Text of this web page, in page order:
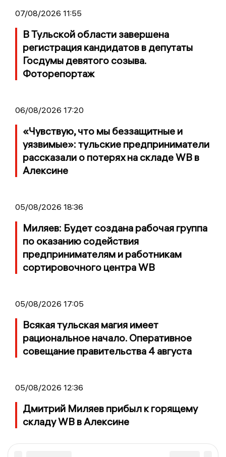
07/08/2026 11:55
В Тульской области завершена
регистрация кандидатов в депутаты
Госдумы девятого созыва.
Фоторепортаж
06/08/2026 17:20
«Чувствую, что мы беззащитные и
уязвимые»: тульские предприниматели
рассказали о потерях на складе WB в
Алексине
05/08/2026 18:36
Миляев: Будет создана рабочая группа
по оказанию содействия
предпринимателям и работникам
сортировочного центра WB
05/08/2026 17:05
Всякая тульская магия имеет
рациональное начало. Оперативное
совещание правительства 4 августа
05/08/2026 12:36
Дмитрий Миляев прибыл к горящему
складу WB в Алексине